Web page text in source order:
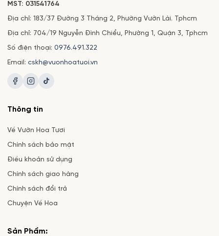
MST: 031541764
Địa chỉ: 183/37 Đường 3 Tháng 2, Phường Vườn Lài. Tphcm
Địa chỉ: 704/19 Nguyễn Đình Chiểu, Phường 1, Quận 3, Tphcm
Số điện thoại: 0976.491.322
Email: cskh@vuonhoatuoi.vn
Thông tin
Về Vườn Hoa Tươi
Chính sách bảo mật
Điều khoản sử dụng
Chính sách giao hàng
Chính sách đổi trả
Chuyện Về Hoa
Sản Phẩm: